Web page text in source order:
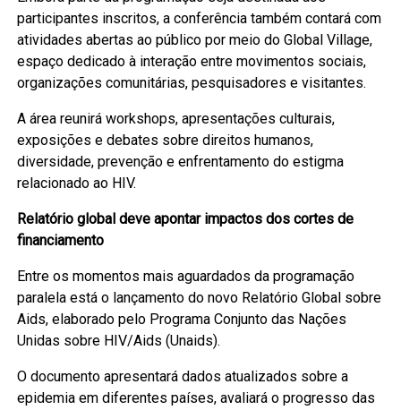
participantes inscritos, a conferência também contará com
atividades abertas ao público por meio do Global Village,
espaço dedicado à interação entre movimentos sociais,
organizações comunitárias, pesquisadores e visitantes.
A área reunirá workshops, apresentações culturais,
exposições e debates sobre direitos humanos,
diversidade, prevenção e enfrentamento do estigma
relacionado ao HIV.
Relatório global deve apontar impactos dos cortes de
financiamento
Entre os momentos mais aguardados da programação
paralela está o lançamento do novo Relatório Global sobre
Aids, elaborado pelo Programa Conjunto das Nações
Unidas sobre HIV/Aids (Unaids).
O documento apresentará dados atualizados sobre a
epidemia em diferentes países, avaliará o progresso das